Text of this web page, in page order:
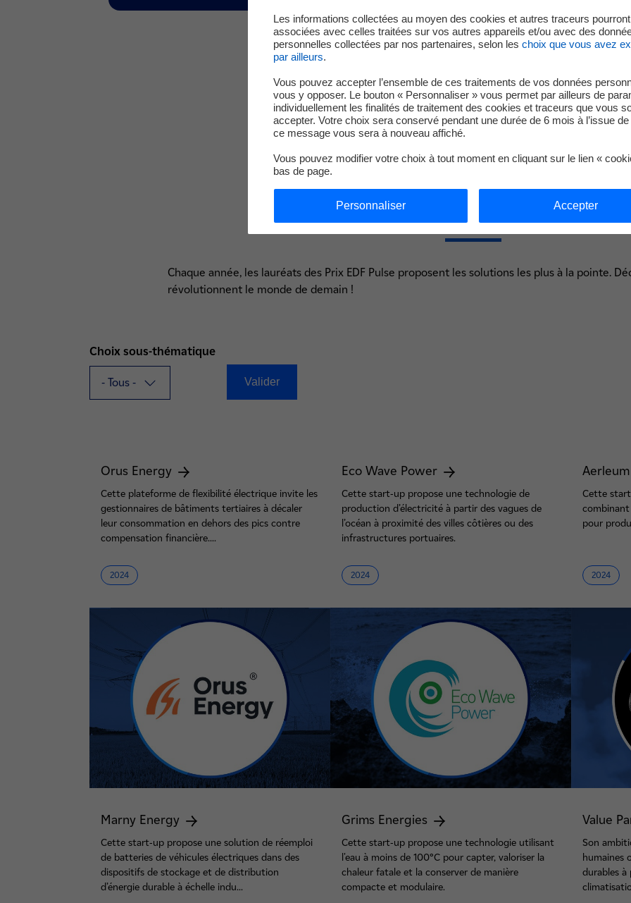
[Re]découvrez les finalistes 2026
nouvel onglet
Les lauréats des éditions
Chaque année, les lauréats des Prix EDF Pulse proposent les solutions les plus à la pointe.
révolutionnent le monde de demain !
Choix sous-thématique
Orus Energy
Cette plateforme de flexibilité électrique invite les
gestionnaires de bâtiments tertiaires à décaler
leur consommation en dehors des pics contre
compensation financière....
2024
Eco Wave Power
Cette start-up propose une technologie de
production d’électricité à partir des vagues de
l’océan à proximité des villes côtières ou des
infrastructures portuaires.
2024
Aerleum
Cette
combinant
pour
2024
Marny Energy
Cette start-up propose une solution de réemploi
de batteries de véhicules électriques dans des
dispositifs de stockage et de distribution
d’énergie durable à échelle indu...
Grims Energies
Cette start-up propose une technologie utilisant
l'eau à moins de 100°C pour capter, valoriser la
chaleur fatale et la conserver de manière
compacte et modulaire.
Value
Son
humaines
durables
Les informations collectées au moyen des cookies et autres traceurs
associées avec celles traitées sur vos autres appareils et/ou avec des
personnelles collectées par nos partenaires, selon les choix que vous avez
par ailleurs.
Vous pouvez accepter l’ensemble de ces traitements de vos données
vous y opposer. Le bouton « Personnaliser » vous permet par ailleurs de
individuellement les finalités de traitement des cookies et traceurs que vous
accepter. Votre choix sera conservé pendant une durée de 6 mois à l’issue de
ce message vous sera à nouveau affiché.
Vous pouvez modifier votre choix à tout moment en cliquant sur le lien «
bas de page.
Personnaliser Accepter